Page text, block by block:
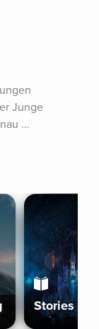
Junge
...
Stories